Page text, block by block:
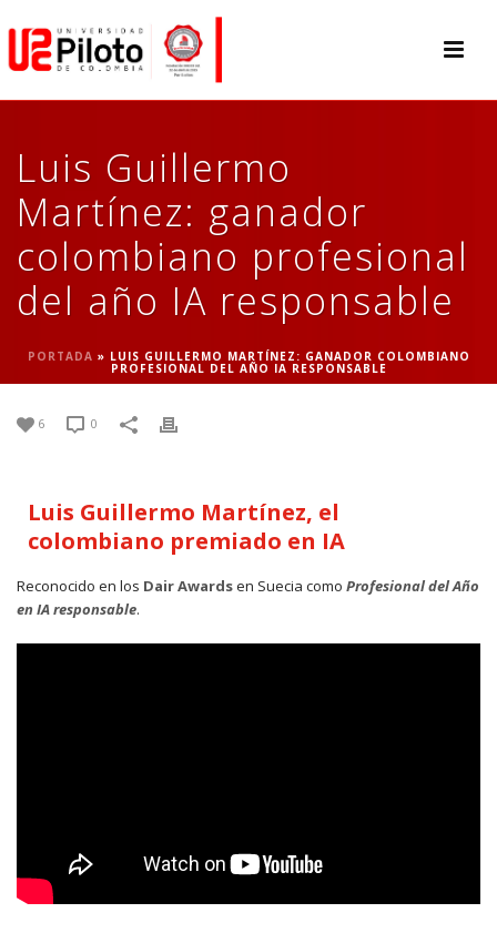
Luis Guillermo
Martínez: ganador
colombiano profesional
del año IA responsable
PORTADA » LUIS GUILLERMO MARTÍNEZ: GANADOR COLOMBIANO
PROFESIONAL DEL AÑO IA RESPONSABLE
6 0
Luis Guillermo Martínez, el
colombiano premiado en IA
Reconocido en los Dair Awardsen Suecia como Profesional del Año
en IA responsable.